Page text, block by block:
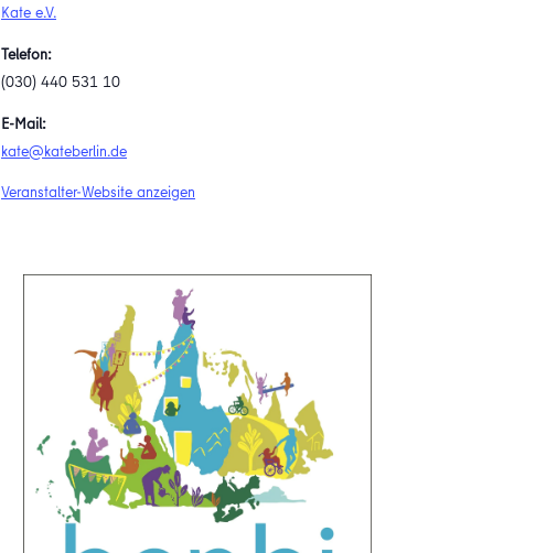
Kate e.V.
Telefon:
(030) 440 531 10
E-Mail:
kate@kateberlin.de
Veranstalter-Website anzeigen